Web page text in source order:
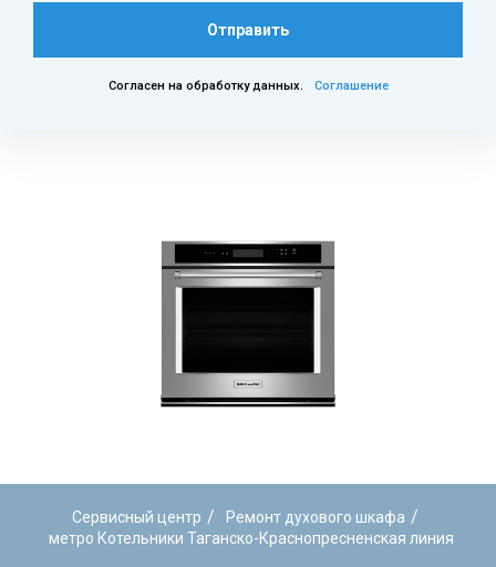
Отправить
Согласен на обработку данных. Соглашение
Сервисный центр / Ремонт духового шкафа /
метро Котельники Таганско-Краснопресненская линия